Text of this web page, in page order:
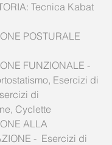
Tecnica Kabat
POSTURALE
FUNZIONALE -
Esercizi di
di
Cyclette
ALLA
-  Esercizi di